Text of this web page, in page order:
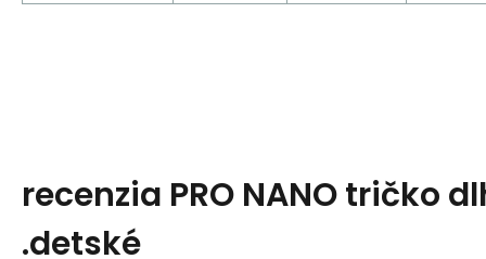
recenzia PRO NANO tričko
.detské